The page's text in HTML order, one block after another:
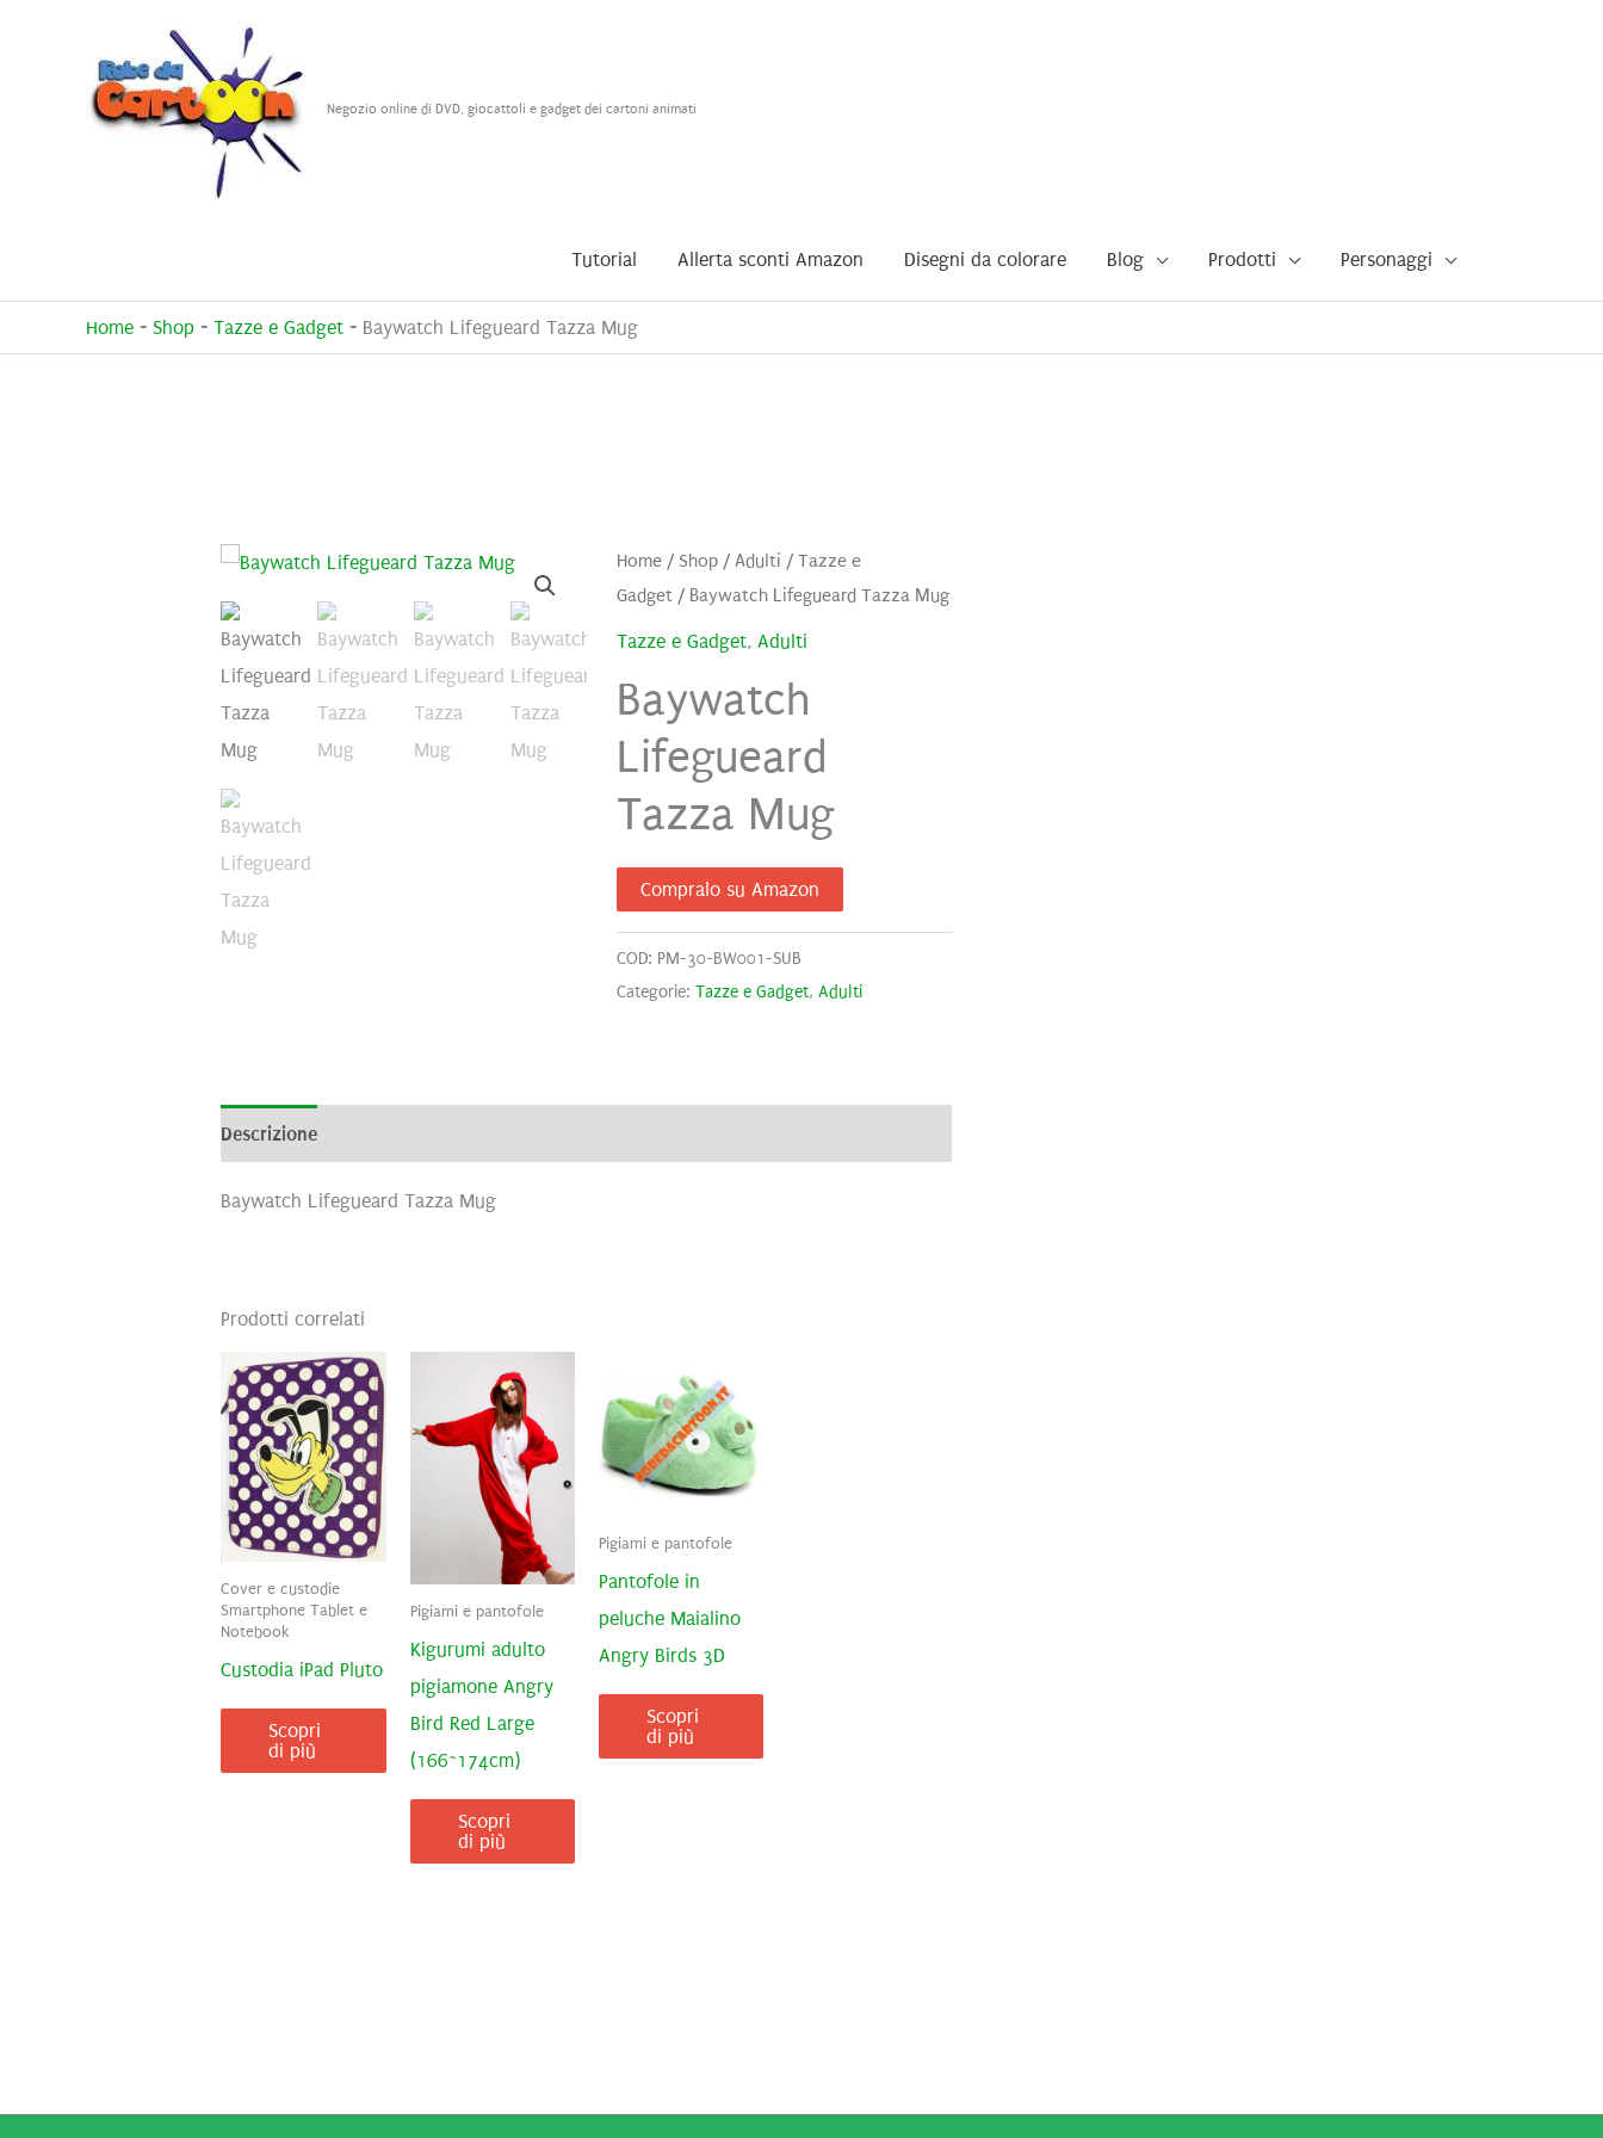
Negozio online di DVD, giocattoli e gadget dei cartoni animati
Tutorial Allerta sconti Amazon Disegni da colorare Blog Prodotti Personaggi
Home - Shop - Tazze e Gadget - Baywatch Lifegueard Tazza Mug
Home/ Shop/ Adulti / Tazze e
Gadget/ Baywatch Lifegueard Tazza Mug
Tazze e Gadget, Adulti
Baywatch
Lifegueard
Tazza Mug
Compralo su Amazon
COD: PM-30-BW001-SUB
Categorie: Tazze e Gadget, Adulti
Descrizione
Baywatch Lifegueard Tazza Mug
Prodotti correlati
Cover e custodie
Smartphone Tablet e
Notebook
Custodia iPad Pluto
Scopri
di più
Pigiami e pantofole
Kigurumi adulto
pigiamone Angry
Bird Red Large
(166~174cm)
Scopri
di più
Pigiami e pantofole
Pantofole in
peluche Maialino
Angry Birds 3D
Scopri
di più